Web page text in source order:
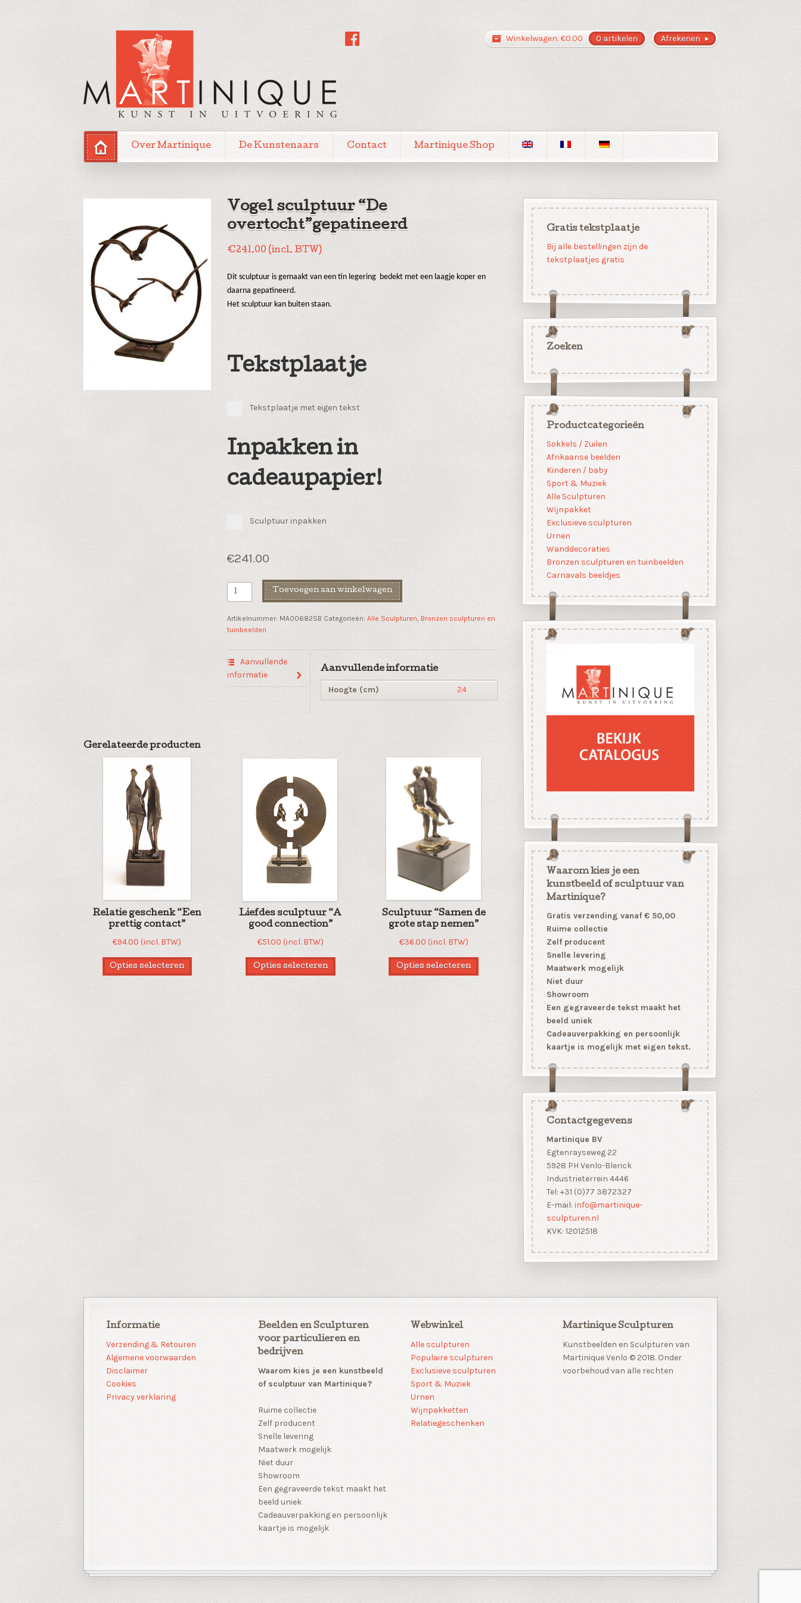
Afrekenen
Winkelwagen: €0.00 0 artikelen
Over Martinique De Kunstenaars Contact Martinique Shop
Vogel sculptuur “De
overtocht”gepatineerd
€241.00 (incl. BTW)
Dit sculptuur is gemaakt van een tin legering bedekt met een laagje koper en
daarna gepatineerd.
Het sculptuur kan buiten staan.
Tekstplaatje
Tekstplaatje met eigen tekst
Inpakken in
cadeaupapier!
Sculptuur inpakken
€241.00
Vogel
sculptuur
"De
overtocht"gepatineerd
Toevoegen aan winkelwagen
Artikelnummer: MA00682SB Categorieën: Alle Sculpturen, Bronzen sculpturen en
tuinbeelden
Aanvullende
informatie
Aanvullende informatie
Hoogte (cm) 24
Gerelateerde producten
Relatie geschenk “Een
prettig contact”
€94.00 (incl. BTW)
Opties selecteren
Liefdes sculptuur “A
good connection”
€51.00 (incl. BTW)
Opties selecteren
Sculptuur “Samen de
grote stap nemen”
€36.00 (incl. BTW)
Opties selecteren
Gratis tekstplaatje
Bij alle bestellingen zijn de
tekstplaatjes gratis
Zoeken
Productcategorieën
Sokkels / Zuilen
Afrikaanse beelden
Kinderen / baby
Sport & Muziek
Alle Sculpturen
Wijnpakket
Exclusieve sculpturen
Urnen
Wanddecoraties
Bronzen sculpturen en tuinbeelden
Carnavals beeldjes
Waarom kies je een
kunstbeeld of sculptuur van
Martinique?
Gratis verzending vanaf € 50,00
Ruime collectie
Zelf producent
Snelle levering
Maatwerk mogelijk
Niet duur
Showroom
Een gegraveerde tekst maakt het
beeld uniek
Cadeauverpakking en persoonlijk
kaartje is mogelijk met eigen tekst.
Contactgegevens
Martinique BV
Egtenrayseweg 22
5928 PH Venlo-Blerick
Industrieterrein 4446
Tel: +31 (0)77 3872327
E-mail: info@martinique-
sculpturen.nl
KVK: 12012518
Informatie
Verzending & Retouren
Algemene voorwaarden
Disclaimer
Cookies
Privacy verklaring
Beelden en Sculpturen
voor particulieren en
bedrijven
Waarom kies je een kunstbeeld
of sculptuur van Martinique?
Ruime collectie
Zelf producent
Snelle levering
Maatwerk mogelijk
Niet duur
Showroom
Een gegraveerde tekst maakt het
beeld uniek
Cadeauverpakking en persoonlijk
kaartje is mogelijk
Webwinkel
Alle sculpturen
Populaire sculpturen
Exclusieve sculpturen
Sport & Muziek
Urnen
Wijnpakketten
Relatiegeschenken
Martinique Sculpturen
Kunstbeelden en Sculpturen van
Martinique Venlo © 2018. Onder
voorbehoud van alle rechten